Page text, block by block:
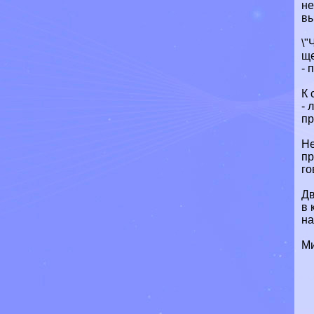
-
К
-
в